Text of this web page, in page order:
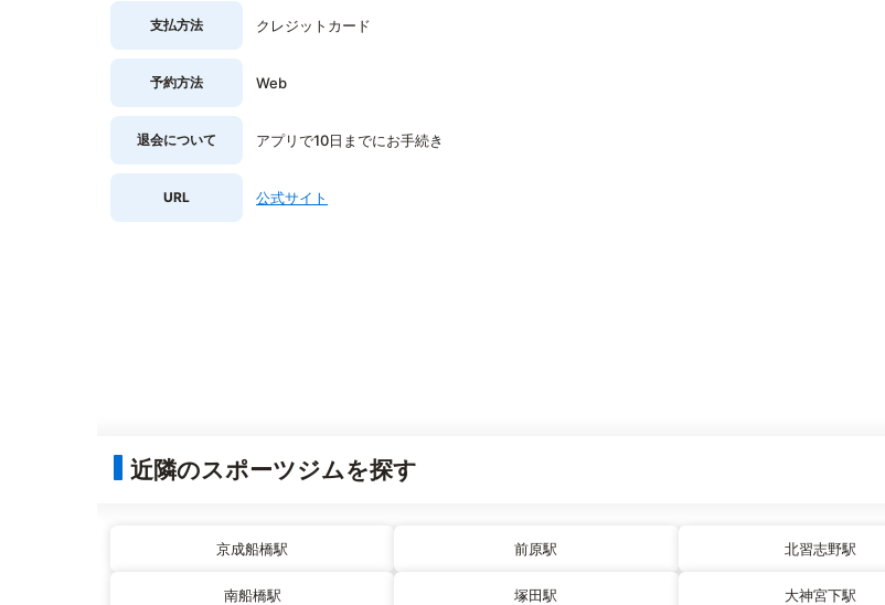
支払方法 クレジットカード
予約方法 Web
退会について アプリで10日までにお手続き
URL 公式サイト
近隣のスポーツジムを探す
京成船橋駅 前原駅 北習志野駅
南船橋駅 塚田駅 大神宮下駅